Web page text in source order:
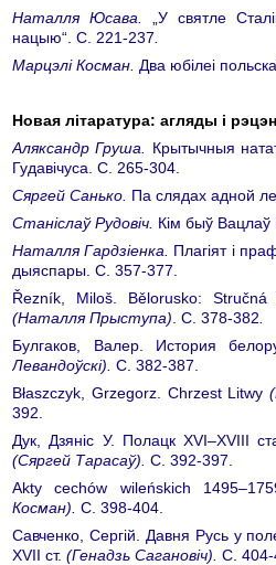
Наталля Юсава.
„У святле
нацыю“. С. 221-237
Марцэлі Косман. Два юбілеі
Новая літаратура: агляды і
Аляксандр Груша. Крытычныя
Гудавічуса. С. 265-304.
Сяргей Санько. Па слядах адной
Станіслаў Рудовіч. Кім быў Вацлаў
Наталля Гардзіенка. Плагіят і
дыяспары. С. 357-377.
Řezník, Miloš. Bělorusko:
(Наталля Прыступа) . С. 378-382
Булгаков, Валер. История
Левандоўскі) .С. 382-387.
Błaszczyk, Grzegorz. Chrzest Litwy (
392.
Дук, Дзяніс У. Полацк ХVІ–ХVІІІ
(Сяргей Тарасаў) .С. 392-397.
Akty cechów wileńskich
Косман) .С. 398-404.
Савченко, Сергій. Давня Русь у
XVII ст.(Генадзь Сагановіч) .С. 404-